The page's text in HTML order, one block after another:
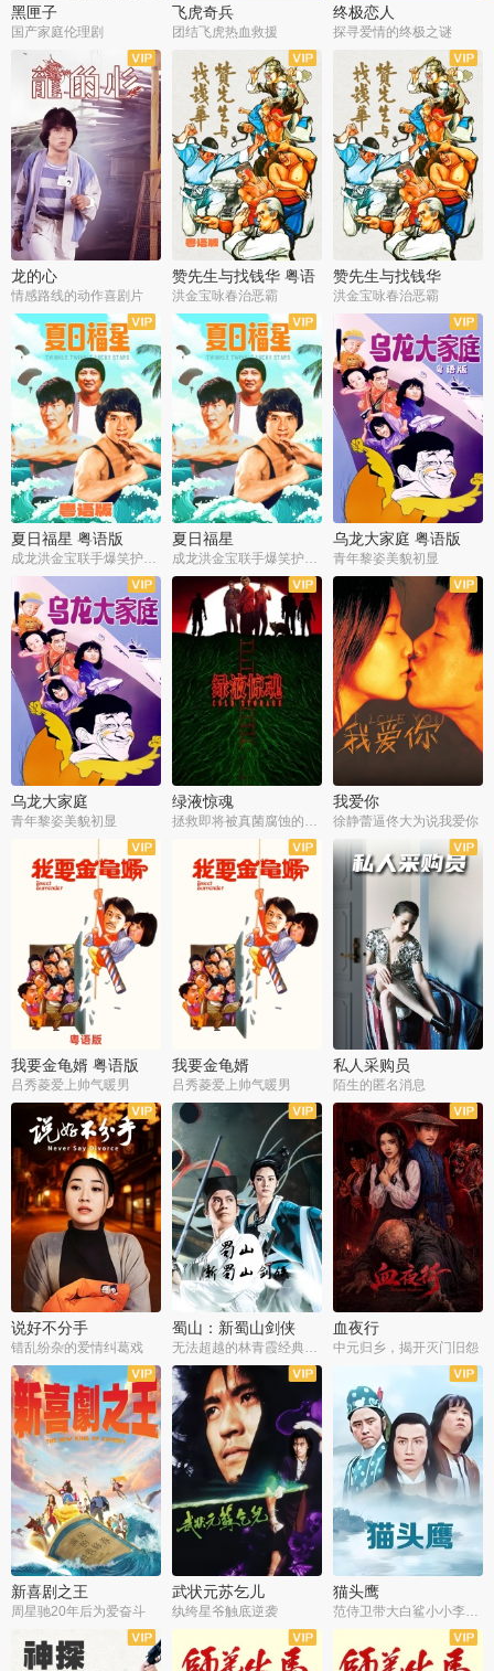
黑匣子
国产家庭伦理剧
飞虎奇兵
团结飞虎热血救援
终极恋人
探寻爱情的终极之谜
龙的心
情感路线的动作喜剧片
赞先生与找钱华 粤语
版
洪金宝咏春治恶霸
赞先生与找钱华
洪金宝咏春治恶霸
夏日福星 粤语版
成龙洪金宝联手爆笑护美女
夏日福星
成龙洪金宝联手爆笑护美女
乌龙大家庭 粤语版
青年黎姿美貌初显
乌龙大家庭
青年黎姿美貌初显
绿液惊魂
拯救即将被真菌腐蚀的世界
我爱你
徐静蕾逼佟大为说我爱你
我要金龟婿 粤语版
吕秀菱爱上帅气暖男
我要金龟婿
吕秀菱爱上帅气暖男
私人采购员
陌生的匿名消息
说好不分手
错乱纷杂的爱情纠葛戏
蜀山：新蜀山剑侠
无法超越的林青霞经典角色
血夜行
中元归乡，揭开灭门旧怨
新喜剧之王
周星驰20年后为爱奋斗
武状元苏乞儿
纨绔星爷触底逆袭
猫头鹰